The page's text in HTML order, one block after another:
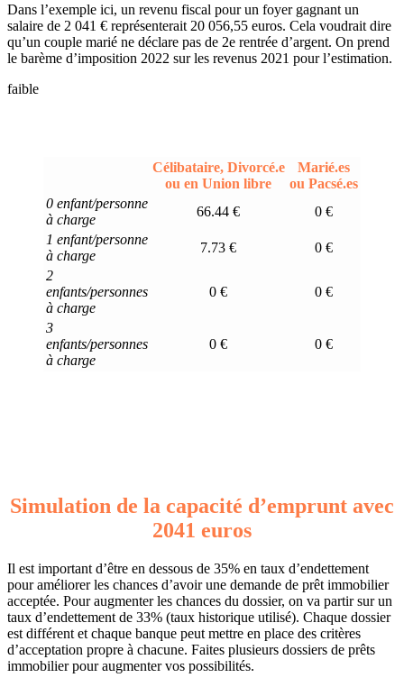
Dans l’exemple ici, un revenu fiscal pour un foyer gagnant un
salaire de 2 041 € représenterait 20 056,55 euros. Cela voudrait dire
qu’un couple marié ne déclare pas de 2e rentrée d’argent. On prend
le barème d’imposition 2022 sur les revenus 2021 pour l’estimation.
faible
Célibataire, Divorcé.e
ou en Union libre
Marié.es
ou Pacsé.es
0 enfant/personne
à charge
66.44 €
0 €
1 enfant/personne
à charge
7.73 €
0 €
2
enfants/personnes
à charge
0 € 0 €
3
enfants/personnes
à charge
0 € 0 €
Simulation de la capacité d’emprunt avec
2041 euros
Il est important d’être en dessous de 35% en taux d’endettement
pour améliorer les chances d’avoir une demande de prêt immobilier
acceptée. Pour augmenter les chances du dossier, on va partir sur un
taux d’endettement de 33% (taux historique utilisé). Chaque dossier
est différent et chaque banque peut mettre en place des critères
d’acceptation propre à chacune. Faites plusieurs dossiers de prêts
immobilier pour augmenter vos possibilités.